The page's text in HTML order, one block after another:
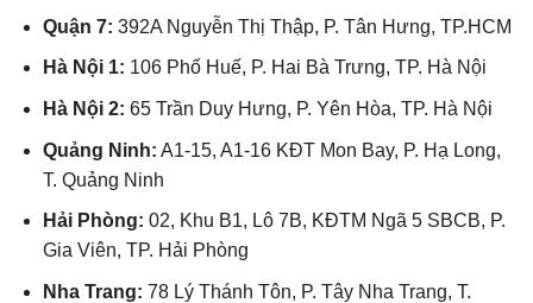
Quận 7: 392A Nguyễn Thị Thập, P. Tân Hưng, TP.HCM
Hà Nội 1: 106 Phố Huế, P. Hai Bà Trưng, TP. Hà Nội
Hà Nội 2: 65 Trần Duy Hưng, P. Yên Hòa, TP. Hà Nội
Quảng Ninh: A1-15, A1-16 KĐT Mon Bay, P. Hạ Long,
T. Quảng Ninh
Hải Phòng: 02, Khu B1, Lô 7B, KĐTM Ngã 5 SBCB, P.
Gia Viên, TP. Hải Phòng
Nha Trang: 78 Lý Thánh Tôn, P. Tây Nha Trang, T.